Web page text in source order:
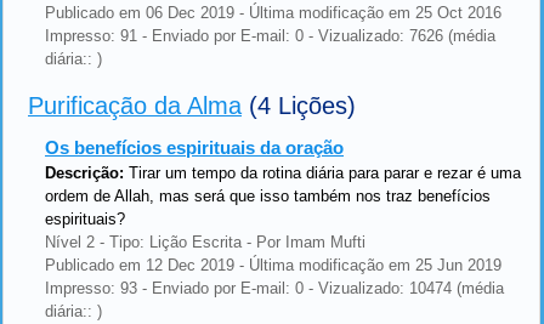
Publicado em 06 Dec 2019 - Última modificação em 25 Oct 2016
Impresso: 91 - Enviado por E-mail: 0 - Vizualizado: 7626 (média
diária:: )
Purificação da Alma (4 Lições)
Os benefícios espirituais da oração
Descrição: Tirar um tempo da rotina diária para parar e rezar é uma
ordem de Allah, mas será que isso também nos traz benefícios
espirituais?
Nível 2 - Tipo: Lição Escrita - Por Imam Mufti
Publicado em 12 Dec 2019 - Última modificação em 25 Jun 2019
Impresso: 93 - Enviado por E-mail: 0 - Vizualizado: 10474 (média
diária:: )